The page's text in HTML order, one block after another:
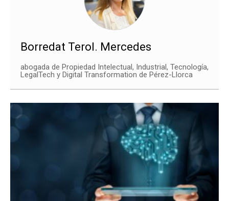
Borredat Terol. Mercedes
abogada de Propiedad Intelectual, Industrial, Tecnología,
LegalTech y Digital Transformation de Pérez-Llorca